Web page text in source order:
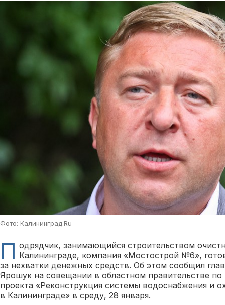
Фото: Калининград.Ru
П одрядчик, занимающийся строительством
Калининграде, компания «Мостострой №6»,
за нехватки денежных средств. Об этом сообщил
Ярошук на совещании в областном правительстве по
проекта «Реконструкция системы водоснабжения и
в Калининграде» в среду, 28 января.